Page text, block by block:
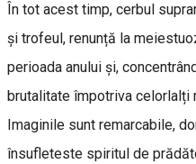
În tot acest timp, cerbul
și trofeul, renunță la
perioada anului și,
brutalitate împotriva celorlalți
Imaginile sunt remarcabile,
însufleteste spiritul de